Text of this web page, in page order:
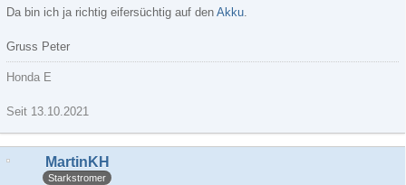
Da bin ich ja richtig eifersüchtig auf den Akku
Gruss Peter
Honda E
Seit 13.10.2021
MartinKH
Starkstromer